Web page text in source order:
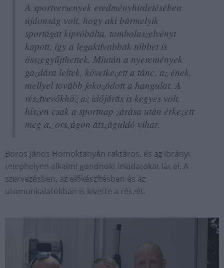
A sportversenyek eredményhirdetésében
újdonság volt, hogy aki bármelyik
sportágat kipróbálta, tombolaszelvényt
kapott, így a legaktívabbak többet is
összegyűjthettek. Miután a nyeremények
gazdára leltek, következett a tánc, az ének,
mellyel tovább fokozódott a hangulat. A
résztvevőkhöz az időjárás is kegyes volt,
hiszen csak a sportnap zárása után érkezett
meg az országon átszáguldó vihar.
Boros János Homoktanyán raktáros, és az ibrányi
telephelyen alkalmi gondnoki feladatokat lát el. A
szervezésben, az előkészítésben és az
utómunkálatokban is kivette a részét.